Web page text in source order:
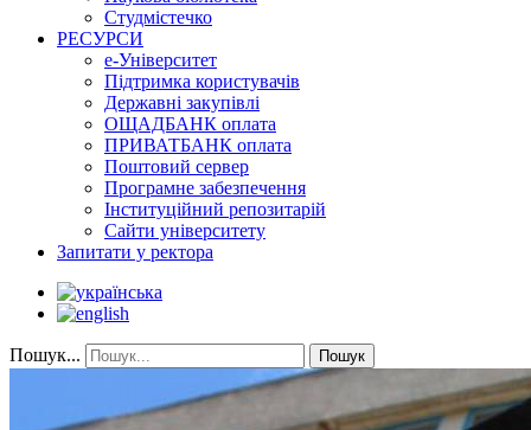
Студмістечко
РЕСУРСИ
е-Університет
Підтримка користувачів
Державні закупівлі
ОЩАДБАНК оплата
ПРИВАТБАНК оплата
Поштовий сервер
Програмне забезпечення
Інституційний репозитарій
Сайти університету
Запитати у ректора
Пошук... Пошук